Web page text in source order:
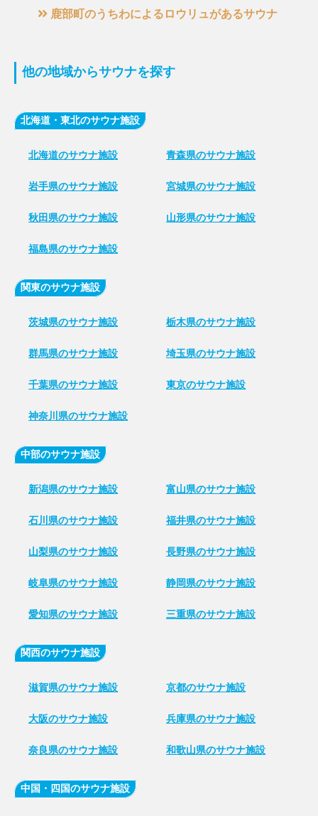
鹿部町のうちわによるロウリュがあるサウナ
他の地域からサウナを探す
北海道・東北のサウナ施設
北海道のサウナ施設 青森県のサウナ施設
岩手県のサウナ施設 宮城県のサウナ施設
秋田県のサウナ施設 山形県のサウナ施設
福島県のサウナ施設
関東のサウナ施設
茨城県のサウナ施設 栃木県のサウナ施設
群馬県のサウナ施設 埼玉県のサウナ施設
千葉県のサウナ施設 東京のサウナ施設
神奈川県のサウナ施設
中部のサウナ施設
新潟県のサウナ施設 富山県のサウナ施設
石川県のサウナ施設 福井県のサウナ施設
山梨県のサウナ施設 長野県のサウナ施設
岐阜県のサウナ施設 静岡県のサウナ施設
愛知県のサウナ施設 三重県のサウナ施設
関西のサウナ施設
滋賀県のサウナ施設 京都のサウナ施設
大阪のサウナ施設 兵庫県のサウナ施設
奈良県のサウナ施設 和歌山県のサウナ施設
中国・四国のサウナ施設